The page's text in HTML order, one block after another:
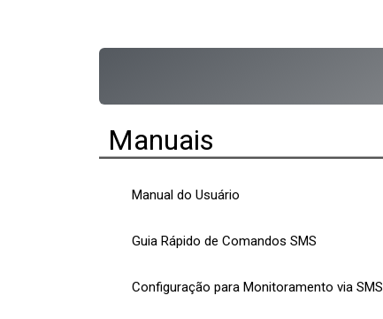
Manuais
Manual do Usuário
Guia Rápido de Comandos SMS
Configuração para Monitoramento via SMS